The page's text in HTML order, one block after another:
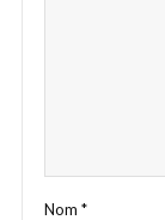
Nom *